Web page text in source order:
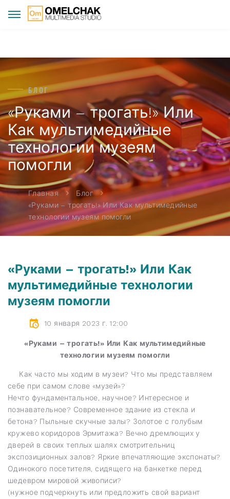
БЛОГ
«Руками – трогать!» Или
Как мультимедийные
технологии музеям
помогли
Главная
Блог
«Руками – трогать!» Или Как мультимедийные
технологии музеям помогли
«Руками – трогать!» Или Как
мультимедийные технологии
музеям помогли
10 января 2023 г. 12:00
«Руками – трогать!» Или Как мультимедийные
технологии музеям помогли
Как часто мы ходим в музеи? Что мы представляем
себе при самом слове «музей»?
Нечто фундаментальное, научное? Интересное и
познавательное? Современное здание из стекла и
бетона? Пыльные скучные залы? Золотое с голубым
кружево коридоров Эрмитажа? Вечно дремлющих у
дверей в своих теплых шалях смотрительниц
экспозиционных залов? Яркие впечатляющие экспонаты?
Одинокого посетителя, сидящего на банкетке перед
шедевром мировой живописи?
(нужное подчеркнуть или предложить свой вариант